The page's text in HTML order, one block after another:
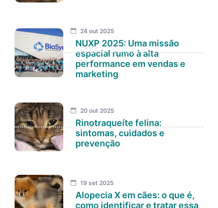
24 out 2025
NUXP 2025: Uma missão
espacial rumo à alta
performance em vendas e
marketing
20 out 2025
Rinotraqueíte felina:
sintomas, cuidados e
prevenção
19 set 2025
Alopecia X em cães: o que é,
como identificar e tratar essa